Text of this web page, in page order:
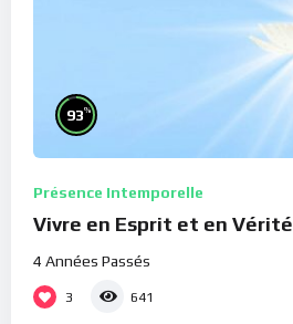
93%
Présence Intemporelle
Vivre en Esprit et en Vérité
4 Années Passés
3 641